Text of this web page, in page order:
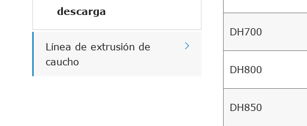
descarga
Línea de extrusión de
caucho

DH700
DH800
DH850